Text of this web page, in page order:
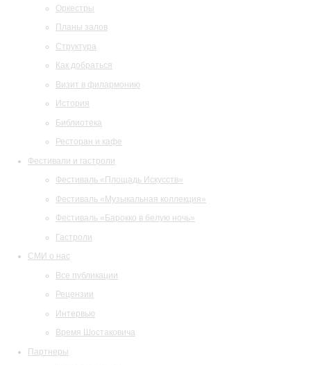
Оркестры
Планы залов
Структура
Как добраться
Визит в филармонию
История
Библиотека
Ресторан и кафе
Фестивали и гастроли
Фестиваль «Площадь Искусств»
Фестиваль «Музыкальная коллекция»
Фестиваль «Барокко в белую ночь»
Гастроли
СМИ о нас
Все публикации
Рецензии
Интервью
Время Шостаковича
Партнеры